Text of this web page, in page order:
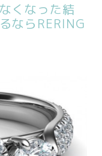
くなった結
ならRERING